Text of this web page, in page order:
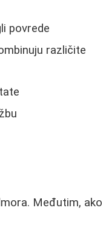
povrede
različite
Međutim, ako